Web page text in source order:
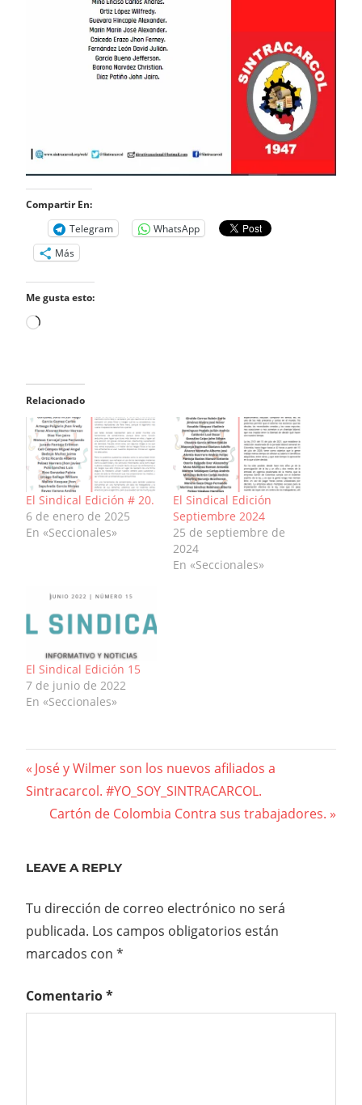
Compartir En:
Telegram
WhatsApp
Más
Me gusta esto:
Cargando...
Relacionado
El Sindical Edición # 20.
6 de enero de 2025
En «Seccionales»
El Sindical Edición
Septiembre 2024
25 de septiembre de
2024
En «Seccionales»
El Sindical Edición 15
7 de junio de 2022
En «Seccionales»
Navegación
de
Previous
Post:
José y Wilmer son los nuevos afiliados a
Sintracarcol. #YO_SOY_SINTRACARCOL.
Next
Cartón de Colombia Contra sus trabajadores.
LEAVE A REPLY
Tu dirección de correo electrónico no será
publicada. Los campos obligatorios están
marcados con *
Comentario*